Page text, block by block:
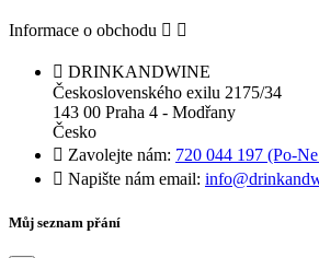
Informace o obchodu  
 DRINKANDWINE
Československého exilu 2175/34
143 00 Praha 4 - Modřany
Česko
 Zavolejte nám: 720 044 197 (Po-
 Napište nám email:
Můj seznam přání